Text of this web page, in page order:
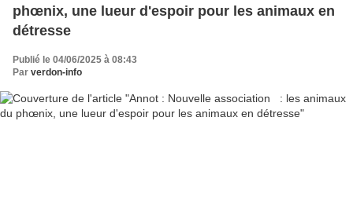
phœnix, une lueur d'espoir pour les animaux en
détresse
Publié le 04/06/2025 à 08:43
Par verdon-info